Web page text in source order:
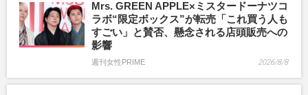
Mrs. GREEN APPLE×ミスタードーナツコ
ラボ“限定ボックス”が転売「これ買う人も
すごい」と賛否、懸念される店頭販売への
影響
週刊女性PRIME 2026/8/8